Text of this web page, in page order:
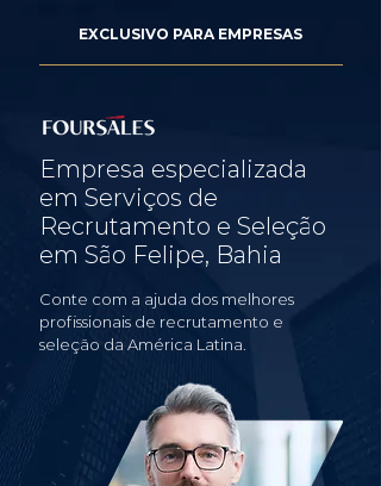
EXCLUSIVO PARA EMPRESAS
Empresa especializada
em Serviços de
Recrutamento e Seleção
em São Felipe, Bahia
Conte com a ajuda dos melhores
profissionais de recrutamento e
seleção da América Latina.